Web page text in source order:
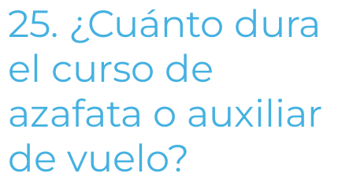
25. ¿Cuánto dura
el curso de
azafata o auxiliar
de vuelo?